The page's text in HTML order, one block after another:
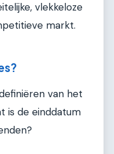
vlekkeloze
markt.
van het
is de einddatum